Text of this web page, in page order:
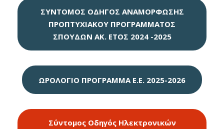
ΣΥΝΤΟΜΟΣ ΟΔΗΓΟΣ ΑΝΑΜΟΡΦΩΣΗΣ
ΠΡΟΠΤΥΧΙΑΚΟΥ ΠΡΟΓΡΑΜΜΑΤΟΣ
ΣΠΟΥΔΩΝ AΚ. ΕΤΟΣ 2024 -2025
ΩΡΟΛΟΓΙΟ ΠΡΟΓΡΑΜΜΑ E.Ε. 2025-2026
Σύντομος Οδηγός Ηλεκτρονικών